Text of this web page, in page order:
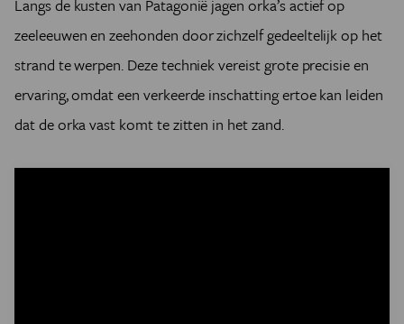
Langs de kusten van Patagonië jagen orka’s actief op
zeeleeuwen en zeehonden door zichzelf gedeeltelijk op het
strand te werpen. Deze techniek vereist grote precisie en
ervaring, omdat een verkeerde inschatting ertoe kan leiden
dat de orka vast komt te zitten in het zand.